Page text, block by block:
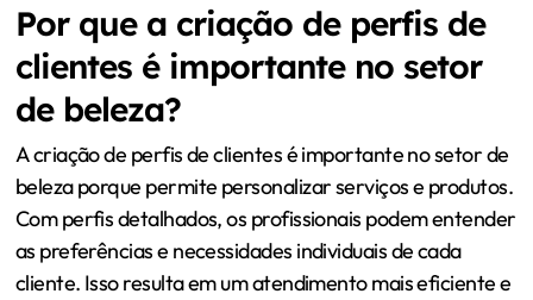
Por que a criação de perfis de
clientes é importante no setor
de beleza?
A criação de perfis de clientes é importante no setor de
beleza porque permite personalizar serviços e produtos.
Com perfis detalhados, os profissionais podem entender
as preferências e necessidades individuais de cada
cliente. Isso resulta em um atendimento mais eficiente e